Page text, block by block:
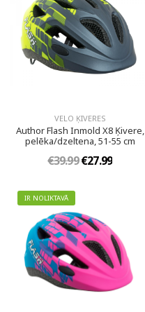
VELO ĶIVERES
Author Flash Inmold X8 Ķivere,
pelēka/dzeltena, 51-55 cm
€39.99€27.99
IR NOLIKTAVĀ